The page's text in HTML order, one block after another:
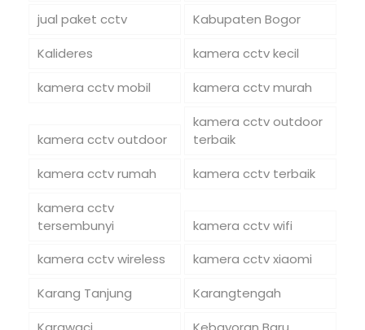
jual paket cctv
Kabupaten Bogor
Kalideres
kamera cctv kecil
kamera cctv mobil
kamera cctv murah
kamera cctv outdoor
kamera cctv outdoor
terbaik
kamera cctv rumah
kamera cctv terbaik
kamera cctv
tersembunyi
kamera cctv wifi
kamera cctv wireless
kamera cctv xiaomi
Karang Tanjung
Karangtengah